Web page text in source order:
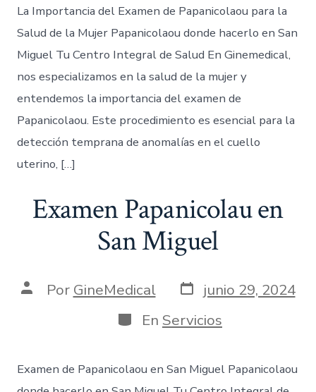
La Importancia del Examen de Papanicolaou para la
Salud de la Mujer Papanicolaou donde hacerlo en San
Miguel Tu Centro Integral de Salud En Ginemedical,
nos especializamos en la salud de la mujer y
entendemos la importancia del examen de
Papanicolaou. Este procedimiento es esencial para la
detección temprana de anomalías en el cuello
uterino, […]
Examen Papanicolau en
San Miguel
Por GineMedical
junio 29, 2024
En Servicios
Examen de Papanicolaou en San Miguel Papanicolaou